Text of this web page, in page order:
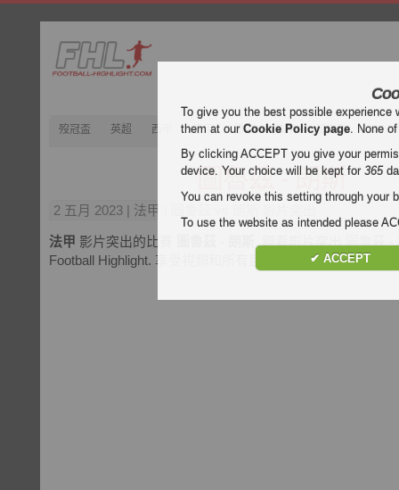
歿冠盃 英超 西甲 意甲 德甲 法甲 歿忔盃 2022
圖魯茲 - 朗斯
2 五月 2023 | 法甲 | 圖魯茲 vs 朗斯 影片突出
法甲 影片突出的比賽
. 觀看影片突出 圖魯茲
Football Highlight. 享受視頻和所有目標的每場比賽的法甲
To give you the best possible
them at ourCookie Policy page. None
By clicking ACCEPT you give your
device. Your choice will be kept for365
You can revoke this setting through your
To use the website as intended please
✔ ACCEPT